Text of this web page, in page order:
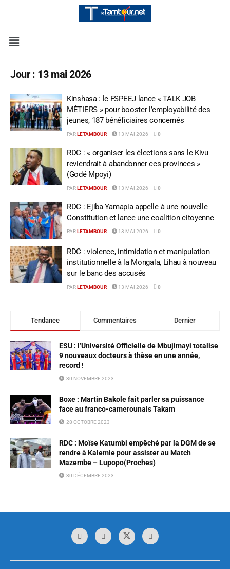
Jour : 13 mai 2026
Kinshasa : le FSPEEJ lance « TALK JOB
MÉTIERS » pour booster l’employabilité des
jeunes, 187 bénéficiaires concernés
PAR LETAMBOUR 13 MAI 2026 0
RDC : « organiser les élections sans le Kivu
reviendrait à abandonner ces provinces »
(Godé Mpoyi)
PAR LETAMBOUR 13 MAI 2026 0
RDC : Ejiba Yamapia appelle à une nouvelle
Constitution et lance une coalition citoyenne
PAR LETAMBOUR 13 MAI 2026 0
RDC : violence, intimidation et manipulation
institutionnelle à la Mongala, Lihau à nouveau
sur le banc des accusés
PARLETAMBOUR 13 MAI 2026 0
Tendance Commentaires Dernier
ESU : l’Université Officielle de Mbujimayi totalise
9 nouveaux docteurs à thèse en une année,
record !
30 NOVEMBRE 2023
Boxe : Martin Bakole fait parler sa puissance
face au franco-camerounais Takam
28 OCTOBRE 2023
RDC : Moïse Katumbi empêché par la DGM de se
rendre à Kalemie pour assister au Match
Mazembe – Lupopo(Proches)
30 DÉCEMBRE 2023